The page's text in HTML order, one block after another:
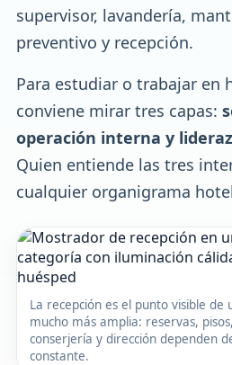
supervisor, lavandería,
preventivo y recepción.
Para estudiar o trabajar en
conviene mirar tres capas:
operación interna y
Quien entiende las tres
cualquier organigrama
La recepción es el punto visible de
mucho más amplia: reservas,
conserjería y dirección dependen
constante.